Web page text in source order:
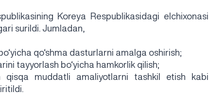
Koreya Respublikasidagi elchixonasi
surildi. Jumladan,
qo‘shma dasturlarni amalga oshirish;
tayyorlash bo‘yicha hamkorlik qilish;
muddatli amaliyotlarni tashkil etish kabi